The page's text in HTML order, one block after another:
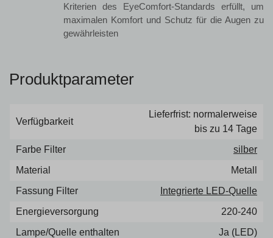
Kriterien des EyeComfort-Standards erfüllt, um
maximalen Komfort und Schutz für die Augen zu
gewährleisten
Produktparameter
Verfügbarkeit
Lieferfrist: normalerweise
bis zu 14 Tage
Farbe Filter
silber
Material
Metall
Fassung Filter
Integrierte LED-Quelle
Energieversorgung
220-240
Lampe/Quelle enthalten
Ja (LED)